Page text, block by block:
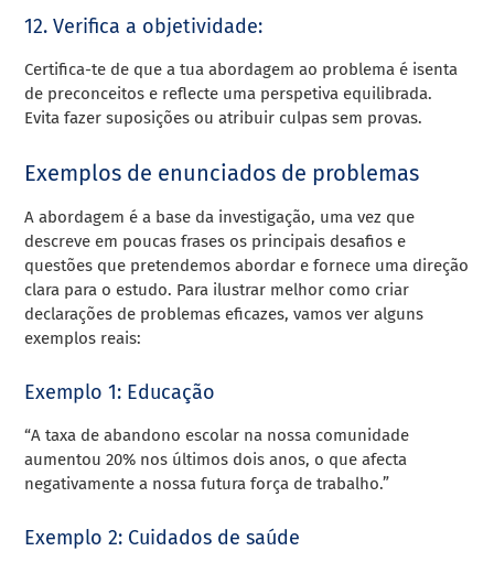
12. Verifica a objetividade:
Certifica-te de que a tua abordagem ao problema é isenta
de preconceitos e reflecte uma perspetiva equilibrada.
Evita fazer suposições ou atribuir culpas sem provas.
Exemplos de enunciados de problemas
A abordagem é a base da investigação, uma vez que
descreve em poucas frases os principais desafios e
questões que pretendemos abordar e fornece uma direção
clara para o estudo. Para ilustrar melhor como criar
declarações de problemas eficazes, vamos ver alguns
exemplos reais:
Exemplo 1: Educação
“A taxa de abandono escolar na nossa comunidade
aumentou 20% nos últimos dois anos, o que afecta
negativamente a nossa futura força de trabalho.”
Exemplo 2: Cuidados de saúde